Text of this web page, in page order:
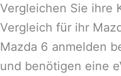
Vergleichen Sie ihre
Vergleich für ihr
Mazda 6 anmelden
und benötigen eine